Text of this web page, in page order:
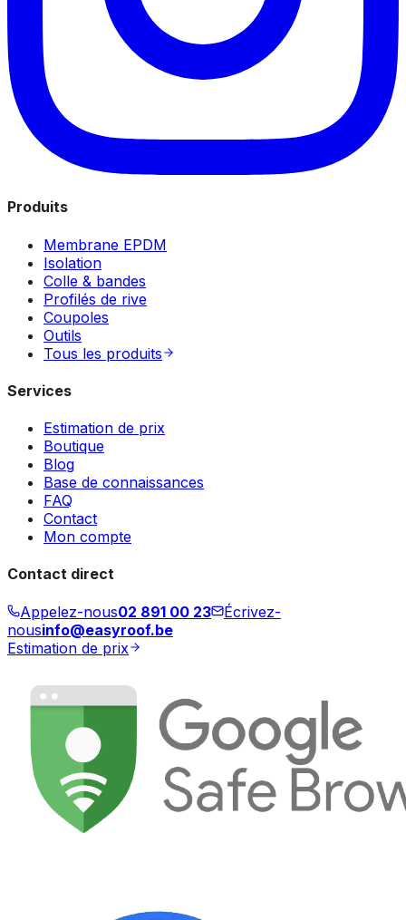
Produits
Membrane EPDM
Isolation
Colle & bandes
Profilés de rive
Coupoles
Outils
Tous les produits
Services
Estimation de prix
Boutique
Blog
Base de connaissances
FAQ
Contact
Mon compte
Contact direct
Appelez-nous02 891 00 23
Écrivez-
nousinfo@easyroof.be
Estimation de prix